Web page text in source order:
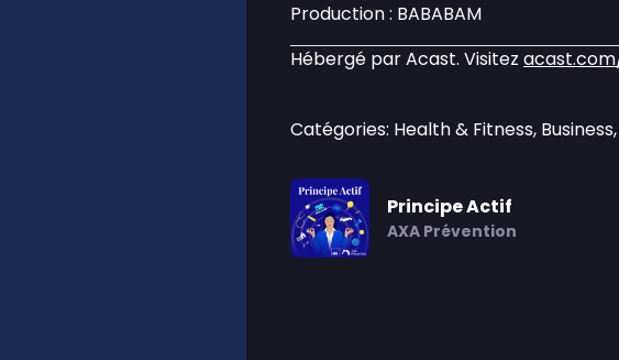
Production : BABABAM
Hébergé par Acast. Visitez
Catégories: Health & Fitness,
Principe Actif
AXA Prévention